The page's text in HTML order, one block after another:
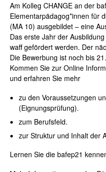
Am Kolleg CHANGE an der
Elementarpädagog*innen für
(MA 10) ausgebildet – eine
Das erste Jahr der
waff gefördert werden. Der
Die Bewerbung ist noch bis
Kommen Sie zur Online
und erfahren Sie mehr
zu den Voraussetzungen
(Eignungsprüfung).
zum Berufsfeld.
zur Struktur und Inhalt der
Lernen Sie die bafep21